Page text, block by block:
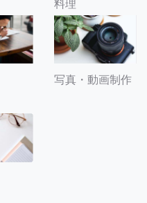
料理
写真・動画制作